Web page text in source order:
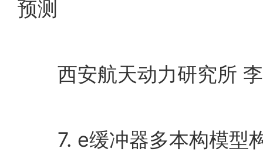
预测
西安航天动力研究所
7. e缓冲器多本构模型